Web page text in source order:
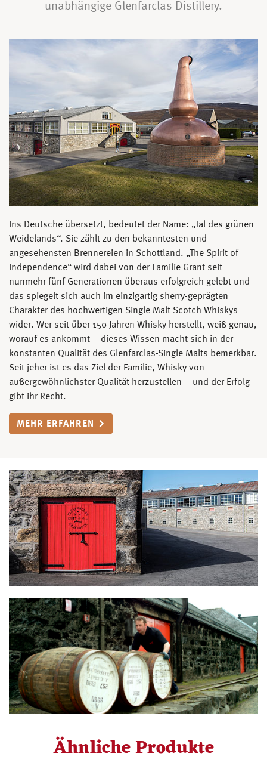
unabhängige Glenfarclas Distillery.
Ins Deutsche übersetzt, bedeutet der Name: „Tal des grünen
Weidelands“. Sie zählt zu den bekanntesten und
angesehensten Brennereien in Schottland. „The Spirit of
Independence“ wird dabei von der Familie Grant seit
nunmehr fünf Generationen überaus erfolgreich gelebt und
das spiegelt sich auch im einzigartig sherry-geprägten
Charakter des hochwertigen Single Malt Scotch Whiskys
wider. Wer seit über 150 Jahren Whisky herstellt, weiß genau,
worauf es ankommt – dieses Wissen macht sich in der
konstanten Qualität des Glenfarclas-Single Malts bemerkbar.
Seit jeher ist es das Ziel der Familie, Whisky von
außergewöhnlichster Qualität herzustellen – und der Erfolg
gibt ihr Recht.
MEHR ERFAHREN
Ähnliche Produkte